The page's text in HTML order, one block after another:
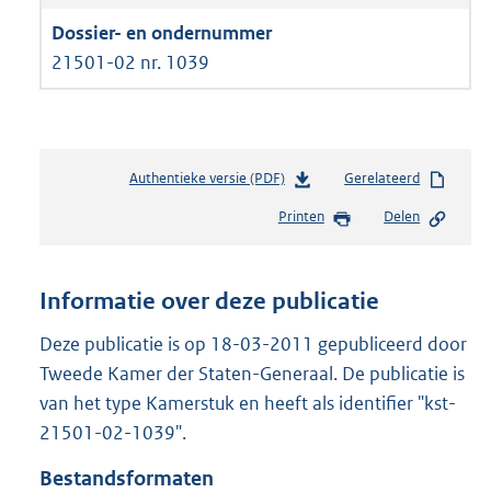
21501-02 nr. 1039
Authentieke versie (PDF)b
s
n
s
r
o
Gerelateerd
Printen Delen
Informatie over deze publicatie
Deze publicatie is op 18-03-2011 gepubliceerd door
Tweede Kamer der Staten-Generaal. De publicatie is
van het type Kamerstuk en heeft als identifier "kst-
21501-02-1039".
Bestandsformaten